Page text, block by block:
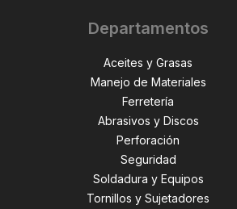
Departamentos
Aceites y Grasas
Manejo de Materiales
Ferretería
Abrasivos y Discos
Perforación
Seguridad
Soldadura y Equipos
Tornillos y Sujetadores